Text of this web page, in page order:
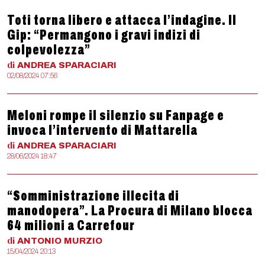
Toti torna libero e attacca l’indagine. Il
Gip: “Permangono i gravi indizi di
colpevolezza”
di ANDREA SPARACIARI
02/08/2024 07:56
Meloni rompe il silenzio su Fanpage e
invoca l’intervento di Mattarella
di ANDREA SPARACIARI
28/06/2024 18:47
“Somministrazione illecita di
manodopera”. La Procura di Milano blocca
64 milioni a Carrefour
di ANTONIO MURZIO
15/04/2024 20:13